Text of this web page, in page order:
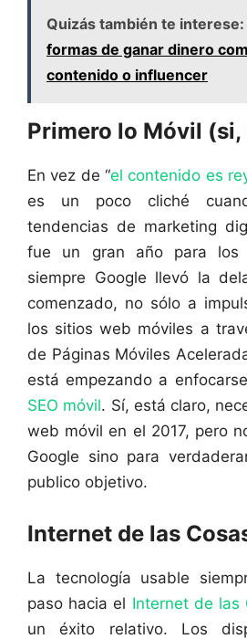
Quizás también te interese:
formas de ganar dinero
contenido o influencer
Primero lo Móvil
En vez de “el contenido es
es un poco cliché
tendencias de marketing
fue un gran año para los
siempre Google llevó la
comenzado, no sólo a
los sitios web móviles a
de Páginas Móviles
está empezando a
SEO móvil. Sí, está claro,
web móvil en el 2017, pero
Google sino para
publico objetivo.
Internet de las
La tecnología usable
paso hacia el Internet de las
un éxito relativo. Los